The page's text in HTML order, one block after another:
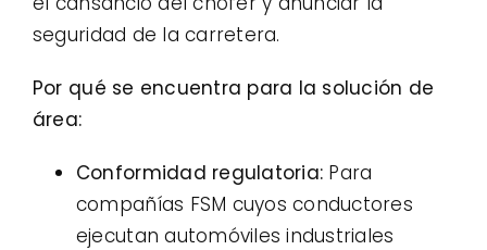
seguridad de la carretera.
Por qué se encuentra para la solución de
área:
Conformidad regulatoria: Para
compañías FSM cuyos conductores
ejecutan automóviles industriales